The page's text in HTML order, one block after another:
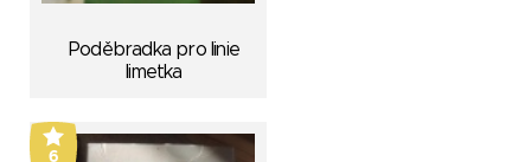
Poděbradka pro linie
limetka
6